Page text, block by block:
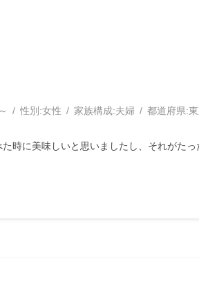
性別:女性 家族構成:夫婦 都道府県:
時に美味しいと思いましたし、それがた